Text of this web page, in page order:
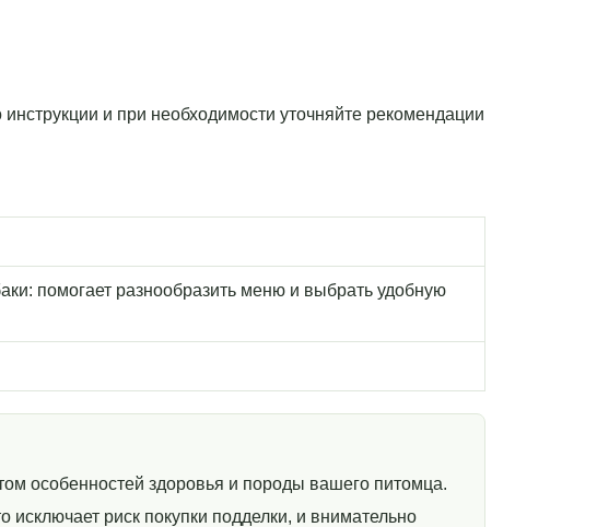
и при необходимости уточняйте рекомендации
помогает разнообразить меню и выбрать удобную
особенностей здоровья и породы вашего питомца.
риск покупки подделки, и внимательно